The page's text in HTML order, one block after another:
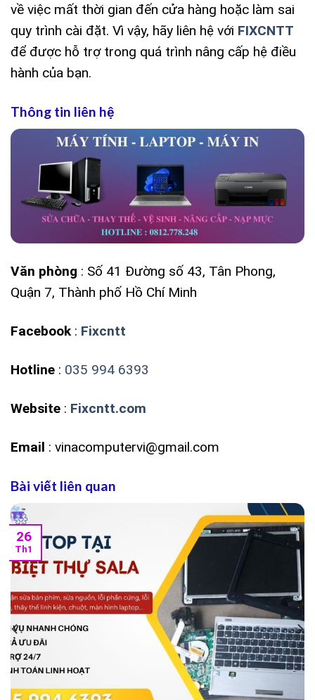
về việc mất thời gian đến cửa hàng hoặc làm sai
quy trình cài đặt. Vì vậy, hãy liên hệ với FIXCNTT
để được hỗ trợ trong quá trình nâng cấp hệ điều
hành của bạn.
Thông tin liên hệ
Văn phòng : Số 41 Đường số 43, Tân Phong,
Quận 7, Thành phố Hồ Chí Minh
Facebook: Fixcntt
Hotline : 035 994 6393
Website : Fixcntt.com
Email : vinacomputervi@gmail.com
Bài viết liên quan
26
Th1